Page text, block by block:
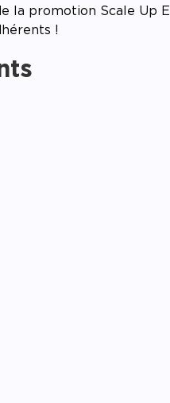
la promotion Scale Up
!